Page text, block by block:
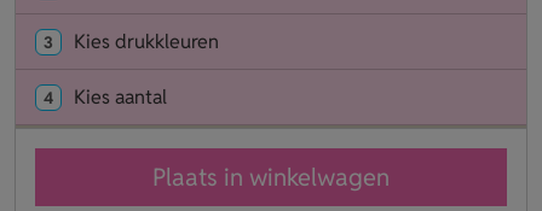
3 Kies drukkleuren
4 Kies aantal
Plaats in winkelwagen